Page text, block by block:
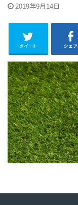
2019年9月14日
ツイート シェア